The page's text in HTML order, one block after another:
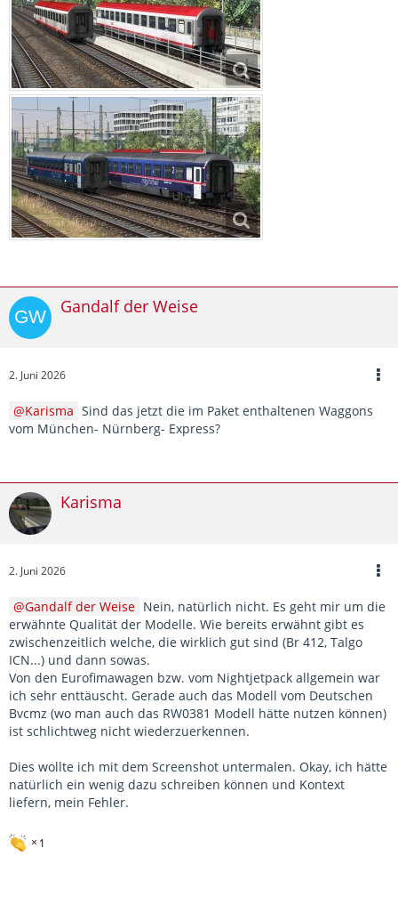
Gandalf der Weise
2. Juni 2026
Karisma Sind das jetzt die im Paket enthaltenen Waggons
vom München- Nürnberg- Express?
Karisma
2. Juni 2026
Gandalf der Weise Nein, natürlich nicht. Es geht mir um die
erwähnte Qualität der Modelle. Wie bereits erwähnt gibt es
zwischenzeitlich welche, die wirklich gut sind (Br 412, Talgo
ICN...) und dann sowas.
Von den Eurofimawagen bzw. vom Nightjetpack allgemein war
ich sehr enttäuscht. Gerade auch das Modell vom Deutschen
Bvcmz (wo man auch das RW0381 Modell hätte nutzen können)
ist schlichtweg nicht wiederzuerkennen.
Dies wollte ich mit dem Screenshot untermalen. Okay, ich hätte
natürlich ein wenig dazu schreiben können und Kontext
liefern, mein Fehler.
1